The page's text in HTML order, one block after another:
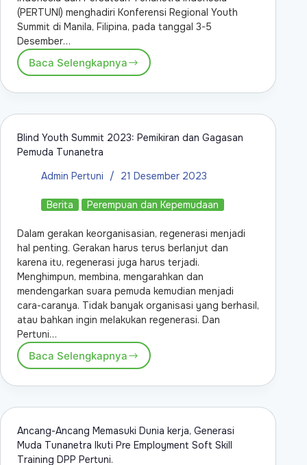
(PERTUNI) menghadiri Konferensi Regional Youth
Summit di Manila, Filipina, pada tanggal 3-5
Desember…
Baca Selengkapnya
Blind Youth Summit 2023: Pemikiran dan Gagasan
Pemuda Tunanetra
Admin Pertuni
21 Desember 2023
Berita Perempuan dan Kepemudaan
Dalam gerakan keorganisasian, regenerasi menjadi
hal penting. Gerakan harus terus berlanjut dan
karena itu, regenerasi juga harus terjadi.
Menghimpun, membina, mengarahkan dan
mendengarkan suara pemuda kemudian menjadi
cara-caranya. Tidak banyak organisasi yang berhasil,
atau bahkan ingin melakukan regenerasi. Dan
Pertuni…
Baca Selengkapnya
Ancang-Ancang Memasuki Dunia kerja, Generasi
Muda Tunanetra Ikuti Pre Employment Soft Skill
Training DPP Pertuni.